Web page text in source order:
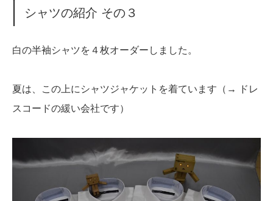
シャツの紹介 その３
白の半袖シャツを４枚オーダーしました。
夏は、この上にシャツジャケットを着ています（→ ドレ
スコードの緩い会社です）